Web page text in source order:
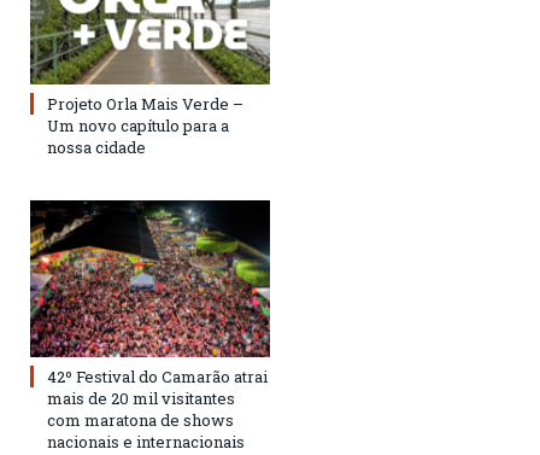
Projeto Orla Mais Verde –
Um novo capítulo para a
nossa cidade
42º Festival do Camarão atrai
mais de 20 mil visitantes
com maratona de shows
nacionais e internacionais